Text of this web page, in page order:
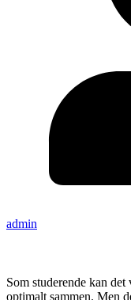
admin
Som studerende kan
optimalt sammen. Men